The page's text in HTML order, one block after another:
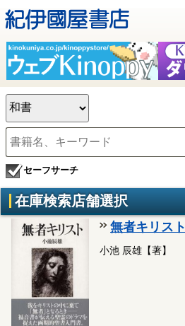
セーフサーチ
在庫検索店舗選択
無者キリスト
小池 辰雄【著】